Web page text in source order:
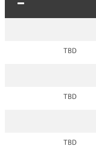
TBD
TBD
TBD